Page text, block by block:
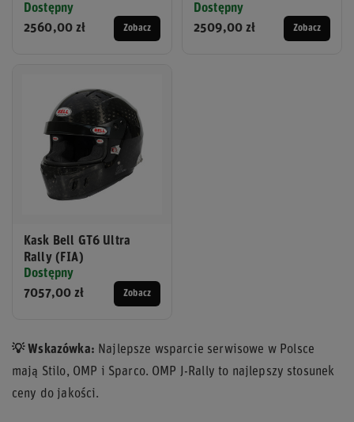
Dostępny
2560,00 zł
Zobacz
Dostępny
2509,00 zł
Zobacz
Kask Bell GT6 Ultra
Rally (FIA)
Dostępny
7057,00 zł
Zobacz
💡 Wskazówka: Najlepsze wsparcie serwisowe w Polsce
mają Stilo, OMP i Sparco. OMP J-Rally to najlepszy stosunek
ceny do jakości.